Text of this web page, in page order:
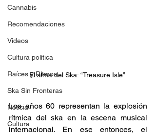
Cannabis
Recomendaciones
Videos
Cultura política
Raíces y Ritmos
Ska Sin Fronteras
Noticia
Cultura
El alma del Ska: “Treasure Isle”
Los años 60 representan la explosión
rítmica del ska en la escena musical
internacional. En ese entonces, el